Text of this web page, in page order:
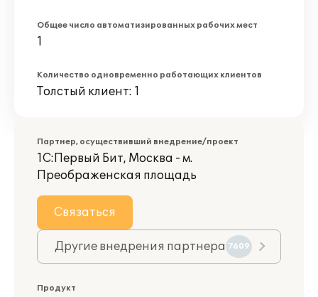
Общее число автоматизированных рабочих мест
1
Количество одновременно работающих клиентов
Толстый клиент: 1
Партнер, осуществивший внедрение/проект
1С:Первый Бит, Москва - м.
Преображенская площадь
Связаться
Другие внедрения партнера 7609
Продукт